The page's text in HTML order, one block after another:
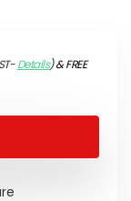
Details)&FREE